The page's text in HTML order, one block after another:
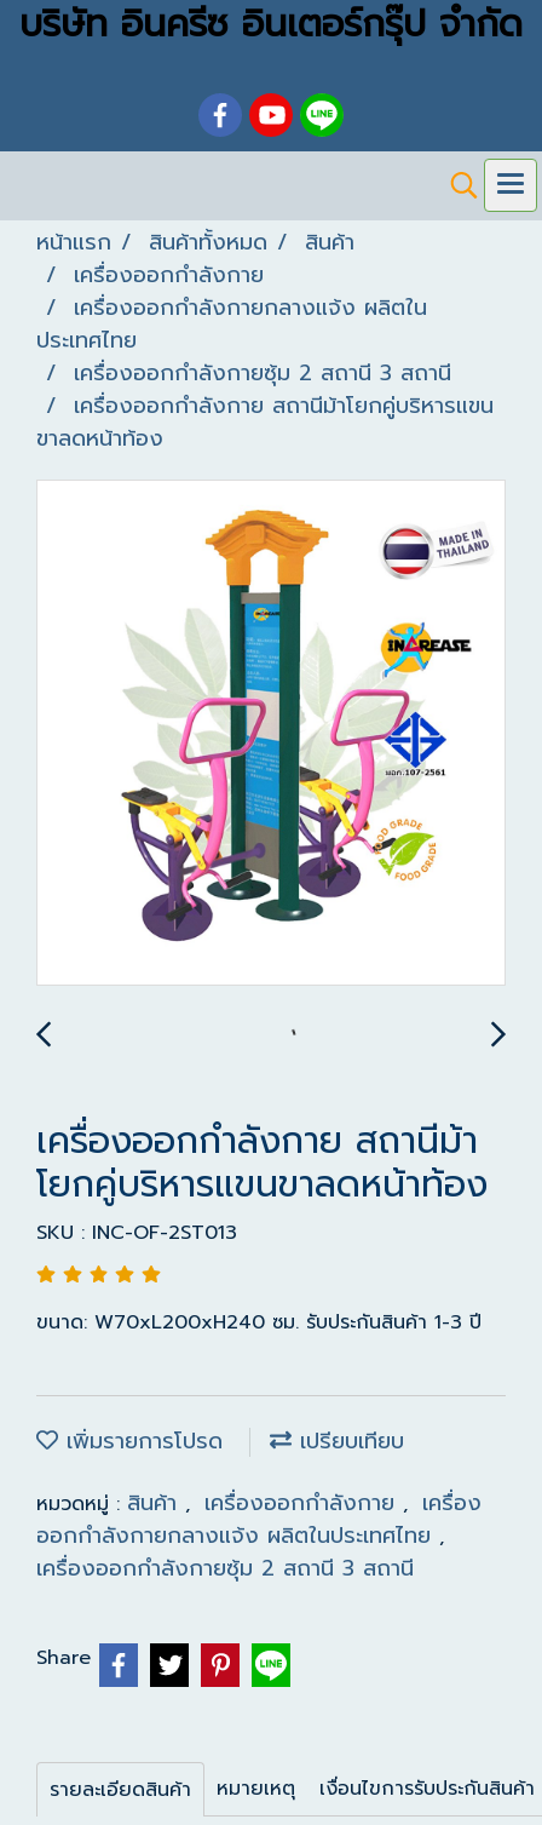
บริษัท อินครีซ อินเตอร์กรุ๊ป จำกัด
หน้าแรก สินค้าทั้งหมด
สินค้า
เครื่องออกกำลังกาย
เครื่องออกกำลังกายกลางแจ้ง ผลิตใน
ประเทศไทย
เครื่องออกกำลังกายซุ้ม 2 สถานี 3 สถานี
เครื่องออกกำลังกาย สถานีม้าโยกคู่บริหารแขน
ขาลดหน้าท้อง
เครื่องออกกำลังกาย สถานีม้า
โยกคู่บริหารแขนขาลดหน้าท้อง
SKU : INC-OF-2ST013
ขนาด: W70xL200xH240 ซม. รับประกันสินค้า 1-3 ปี
เพิ่มรายการโปรด เปรียบเทียบ
หมวดหมู่ : สินค้า , เครื่องออกกำลังกาย , เครื่อง
ออกกำลังกายกลางแจ้ง ผลิตในประเทศไทย ,
เครื่องออกกำลังกายซุ้ม 2 สถานี 3 สถานี
Share
รายละเอียดสินค้า หมายเหตุ
เงื่อนไขการรับประกันสินค้า